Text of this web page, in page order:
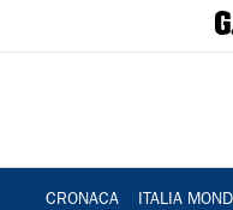
CRONACA ITALIA